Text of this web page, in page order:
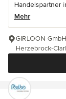
Handelspartner
Mehr
GIRLOON
Herzebrock-